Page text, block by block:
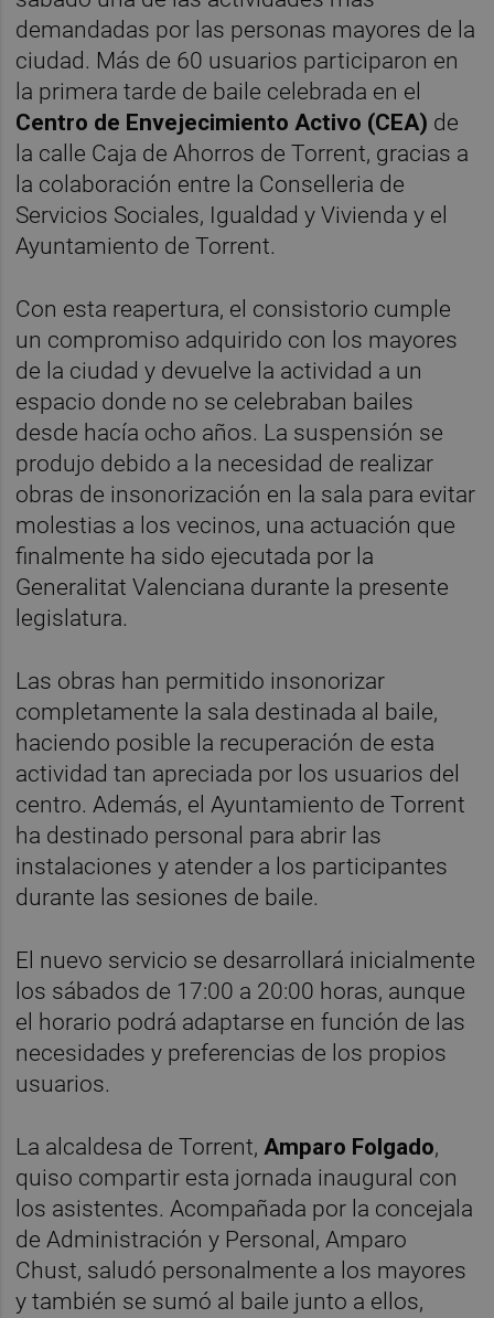
demandadas por las personas mayores de la
ciudad. Más de 60 usuarios participaron en
la primera tarde de baile celebrada en el
Centro de Envejecimiento Activo (CEA) de
la calle Caja de Ahorros de Torrent, gracias a
la colaboración entre la Conselleria de
Servicios Sociales, Igualdad y Vivienda y el
Ayuntamiento de Torrent.
Con esta reapertura, el consistorio cumple
un compromiso adquirido con los mayores
de la ciudad y devuelve la actividad a un
espacio donde no se celebraban bailes
desde hacía ocho años. La suspensión se
produjo debido a la necesidad de realizar
obras de insonorización en la sala para evitar
molestias a los vecinos, una actuación que
finalmente ha sido ejecutada por la
Generalitat Valenciana durante la presente
legislatura.
Las obras han permitido insonorizar
completamente la sala destinada al baile,
haciendo posible la recuperación de esta
actividad tan apreciada por los usuarios del
centro. Además, el Ayuntamiento de Torrent
ha destinado personal para abrir las
instalaciones y atender a los participantes
durante las sesiones de baile.
El nuevo servicio se desarrollará inicialmente
los sábados de 17:00 a 20:00 horas, aunque
el horario podrá adaptarse en función de las
necesidades y preferencias de los propios
usuarios.
La alcaldesa de Torrent,Amparo Folgado,
quiso compartir esta jornada inaugural con
los asistentes. Acompañada por la concejala
de Administración y Personal, Amparo
Chust, saludó personalmente a los mayores
y también se sumó al baile junto a ellos,